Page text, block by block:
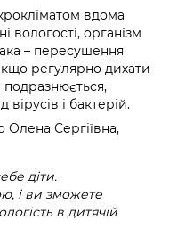
вдома
вологості, організм
– пересушення
регулярно дихати
вірусів і бактерій.
Олена Сергіївна,
діти.
і ви зможете
в дитячій